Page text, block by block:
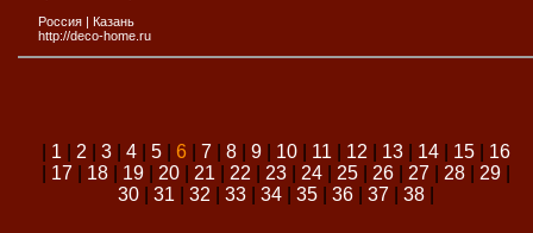
Россия | Казань
http://deco-home.ru
1 2 3| 4| 5| 6 7| 8| 9| 10| 11 12 13| 14| 15| 16
17| 18| 19| 20| 21 22 23| 24| 25| 26| 27| 28| 29|
30| 31 32 33| 34| 35| 36| 37| 38|